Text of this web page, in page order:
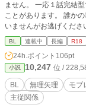
ません。 一応１話完結
ことがあります。 誰かの地雷とか踏み抜くような話があったら誠に申し訳ござ
いませんがお逃げください。 とにかくエロいをモットーに書いていま
だから２回言った。)
BL 連載中 長編 R18
24h.ポイント 106pt
小説 10,247 位 /
BL 無理矢理 モブ
主従関係